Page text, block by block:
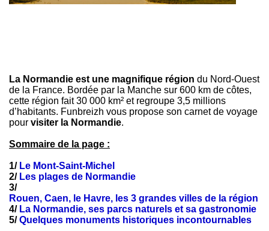
La Normandie est une magnifique région du Nord-Ouest
de la France. Bordée par la Manche sur 600 km de côtes,
cette région fait 30 000 km² et regroupe 3,5 millions
d’habitants. Funbreizh vous propose son carnet de voyage
pour visiter la Normandie.
Sommaire de la page :
1/ Le Mont-Saint-Michel
2/ Les plages de Normandie
3/
Rouen, Caen, le Havre, les 3 grandes villes de la région
4/ La Normandie, ses parcs naturels et sa gastronomie
5/Quelques monuments historiques incontournables